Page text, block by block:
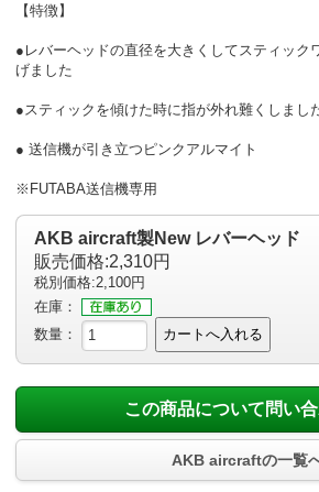
【特徴】
●レバーヘッドの直径を大きくしてスティック
げました
●スティックを傾けた時に指が外れ難くしまし
● 送信機が引き立つピンクアルマイト
※FUTABA送信機専用
AKB aircraft製New レバーヘッド
販売価格:2,310円
税別価格:2,100円
在庫：
数量：
カートへ入れる
この商品について問い
AKB aircraftの一覧